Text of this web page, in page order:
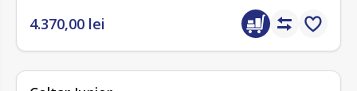
4.370,00 lei